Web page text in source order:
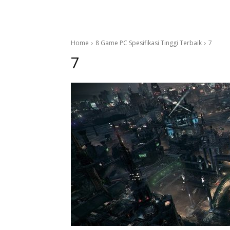
Home 8 Game PC Spesifikasi Tinggi Terbaik 7
7